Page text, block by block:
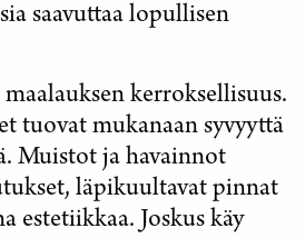
saavuttaa lopullisen
kerroksellisuus.
tuovat mukanaan syvyyttä
Muistot ja havainnot
läpikuultavat pinnat
estetiikkaa. Joskus käy